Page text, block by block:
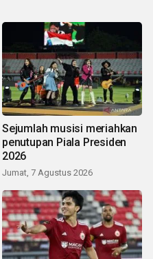
Sejumlah musisi meriahkan
penutupan Piala Presiden
2026
Jumat, 7 Agustus 2026